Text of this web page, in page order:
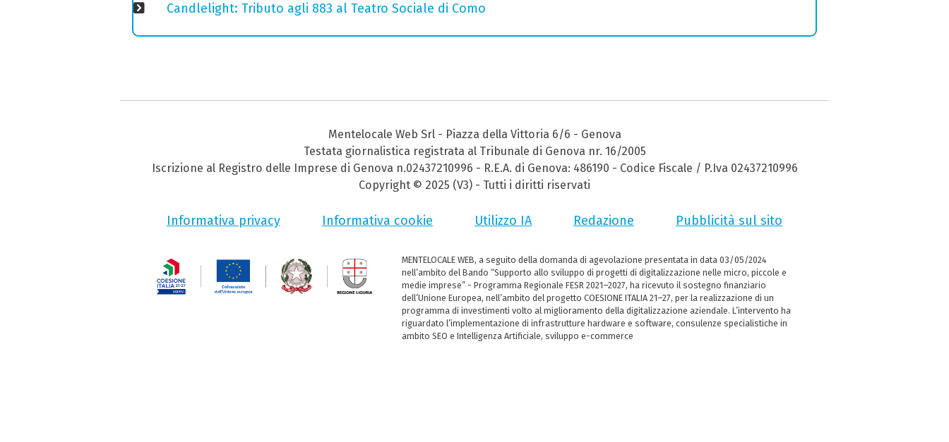
Candlelight: Tributo agli 883 al Teatro Sociale di Como
Mentelocale Web Srl - Piazza della Vittoria 6/6 - Genova
Testata giornalistica registrata al Tribunale di Genova nr. 16/2005
Iscrizione al Registro delle Imprese di Genova n.02437210996 - R.E.A. di Genova: 486190 - Codice Fiscale / P.Iva 02437210996
Copyright © 2025 (V3) - Tutti i diritti riservati
Informativa privacy Informativa cookie Utilizzo IA Redazione Pubblicità sul sito
MENTELOCALE WEB, a seguito della domanda di agevolazione presentata in data 03/05/2024
nell’ambito del Bando “Supporto allo sviluppo di progetti di digitalizzazione nelle micro, piccole e
medie imprese” - Programma Regionale FESR 2021–2027, ha ricevuto il sostegno finanziario
dell’Unione Europea, nell’ambito del progetto COESIONE ITALIA 21–27, per la realizzazione di un
programma di investimenti volto al miglioramento della digitalizzazione aziendale. L’intervento ha
riguardato l’implementazione di infrastrutture hardware e software, consulenze specialistiche in
ambito SEO e Intelligenza Artificiale, sviluppo e-commerce